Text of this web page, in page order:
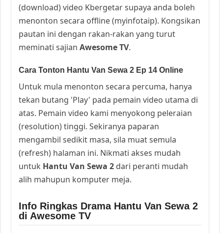
(download) video Kbergetar supaya anda boleh
menonton secara offline (myinfotaip). Kongsikan
pautan ini dengan rakan-rakan yang turut
meminati sajianAwesome TV.
Cara Tonton Hantu Van Sewa 2 Ep 14 Online
Untuk mula menonton secara percuma, hanya
tekan butang 'Play' pada pemain video utama di
atas. Pemain video kami menyokong peleraian
(resolution) tinggi. Sekiranya paparan
mengambil sedikit masa, sila muat semula
(refresh) halaman ini. Nikmati akses mudah
untuk Hantu Van Sewa 2 dari peranti mudah
alih mahupun komputer meja.
Info Ringkas Drama Hantu Van Sewa 2
di Awesome TV